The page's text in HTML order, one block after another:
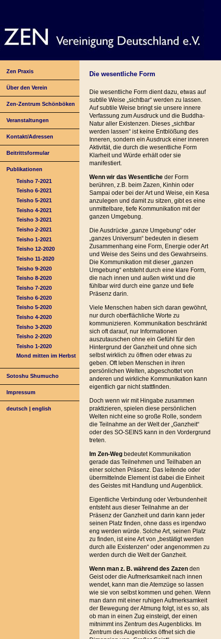
Zen Praxis
Über den Verein
Zen-Zentrum Schönböken
Veranstaltungen
Kontakt/Adressen
Beitrittsformular
Publikationen
Teisho 7-2021
Teisho 6-2021
Teisho 5-2021
Teisho 4-2021
Teisho 3-2021
Teisho 2-2021
Teisho 1-2021
Teisho 12-2020
Teisho 11-2020
Teisho 9-2020
Teisho 8-2020
Teisho 7-2020
Teisho 6-2020
Teisho 5-2020
Teisho 4-2020
Teisho 3-2020
Teisho 2-2020
Teisho 1-2020
Mond mitten im Herbst
Sotoshu Shumucho
Impressum
deutsch |english
Die wesentliche Form
Die wesentliche Form dient dazu, etwas auf
subtile Weise „sichtbar“ werden zu lassen.
Auf subtile Weise bringt sie unsere innere
Verfassung zum Ausdruck und die Buddha-
Natur aller Existenzen. Dieses „sichtbar
werden lassen“ ist keine Entblößung des
Inneren, sondern ein Ausdruck einer inneren
Aktivität, die durch die wesentliche Form
Klarheit und Würde erhält oder sie
manifestiert.
Wenn wir das Wesentlicheder Form
berühren, z.B. beim Zazen, Kinhin oder
Sampai oder bei der Art und Weise, ein Kesa
anzulegen und damit zu sitzen, gibt es eine
unmittelbare, tiefe Kommunikation mit der
ganzen Umgebung.
Die Ausdrücke „ganze Umgebung“ oder
„ganzes Universum“ bedeuten in diesem
Zusammenhang eine Form, Energie oder Art
und Weise des Seins und des Gewahrseins.
Die Kommunikation mit dieser „ganzen
Umgebung“ entsteht durch eine klare Form,
die nach innen und außen wirkt und die
fühlbar wird durch eine ganze und tiefe
Präsenz darin.
Viele Menschen haben sich daran gewöhnt,
nur durch oberflächliche Worte zu
kommunizieren. Kommunikation beschränkt
sich oft darauf, nur Informationen
auszutauschen ohne ein Gefühl für den
Hintergrund der Ganzheit und ohne sich
selbst wirklich zu öffnen oder etwas zu
geben. Oft leben Menschen in ihren
persönlichen Welten, abgeschottet von
anderen und wirkliche Kommunikation kann
eigentlich gar nicht stattfinden.
Doch wenn wir mit Hingabe zusammen
praktizieren, spielen diese persönlichen
Welten nicht eine so große Rolle, sondern
die Teilnahme an der Welt der „Ganzheit“
oder des SO-SEINS kann in den Vordergrund
treten.
Im Zen-Wegbedeutet Kommunikation
gerade das Teilnehmen und Teilhaben an
einer solchen Präsenz. Das leitende oder
übermittelnde Element ist dabei die Einheit
des Geistes mit Handlung und Augenblick.
Eigentliche Verbindung oder Verbundenheit
entsteht aus dieser Teilnahme an der
Präsenz der Ganzheit und darin kann jeder
seinen Platz finden, ohne dass es irgendwo
eng werden würde. Solche Art, seinen Platz
zu finden, ist eine Art von „bestätigt werden
durch alle Existenzen“ oder angenommen zu
werden durch die Welt der Ganzheit.
Wenn man z. B. während des Zazenden
Geist oder die Aufmerksamkeit nach innen
wendet, kann man die Atemzüge so lassen
wie sie von selbst kommen und gehen. Wenn
man dann mit einer ruhigen Aufmerksamkeit
der Bewegung der Atmung folgt, ist es so, als
ob man in einen Zug einsteigt, der einen
mitnimmt ins Zentrum des Augenblicks. Im
Zentrum des Augenblicks öffnet sich die